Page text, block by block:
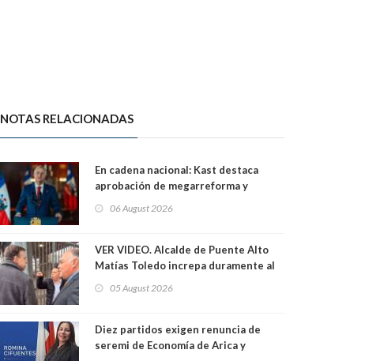
NOTAS RELACIONADAS
En cadena nacional: Kast destaca
aprobación de megarreforma y
Organizado y el Terrorismo
06 August 2026
VER VIDEO. Alcalde de Puente Alto
Matías Toledo increpa duramente al
crisis de seguridad. "El delegado
05 August 2026
Diez partidos exigen renuncia de
seremi de Economía de Arica y